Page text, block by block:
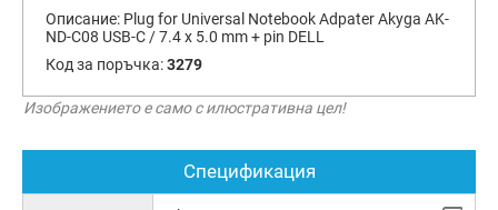
Описание: Plug for Universal Notebook Adpater Akyga AK-
ND-C08 USB-C / 7.4 x 5.0 mm + pin DELL
Код за поръчка:3279
Изображението е само с илюстративна цел!
Спецификация